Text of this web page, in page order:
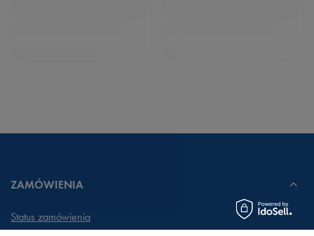
ZAMÓWIENIA
Status zamówienia